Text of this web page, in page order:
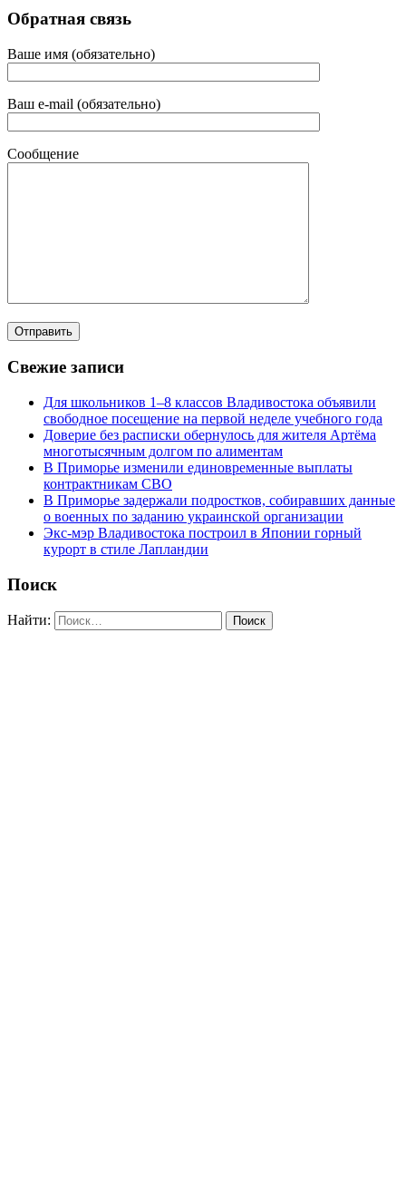
Обратная связь
Ваше имя (обязательно)
Ваш e-mail (обязательно)
Сообщение
Свежие записи
Для школьников 1–8 классов Владивостока объявили
свободное посещение на первой неделе учебного года
Доверие без расписки обернулось для жителя Артёма
многотысячным долгом по алиментам
В Приморье изменили единовременные выплаты
контрактникам СВО
В Приморье задержали подростков, собиравших данные
о военных по заданию украинской организации
Экс-мэр Владивостока построил в Японии горный
курорт в стиле Лапландии
Поиск
Найти: